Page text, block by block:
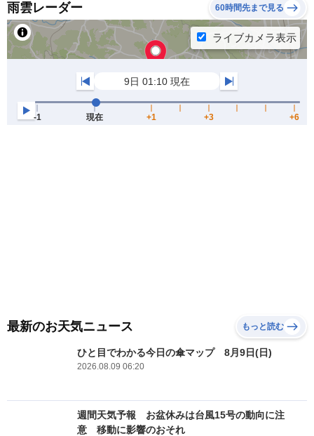
雨雲レーダー 60時間先まで見る
最新のお天気ニュース もっと読む
ひと目でわかる今日の傘マップ 8月9日(日)
2026.08.09 06:20
週間天気予報 お盆休みは台風15号の動向に注
意 移動に影響のおそれ